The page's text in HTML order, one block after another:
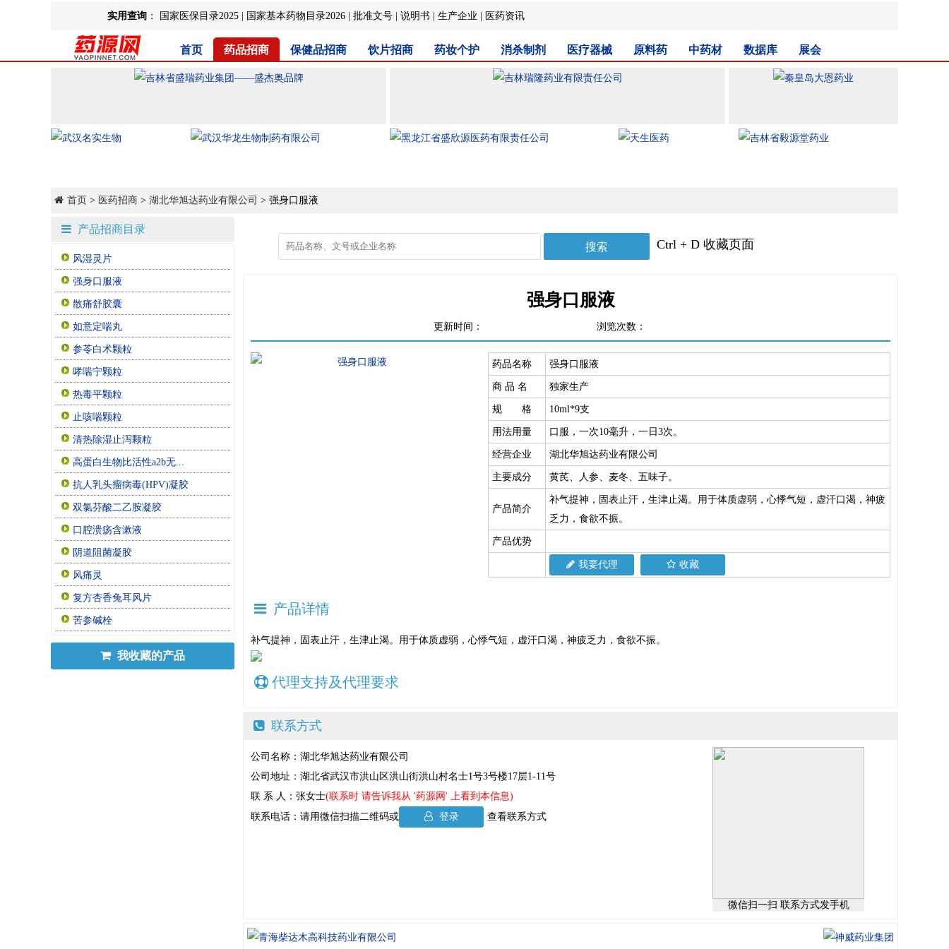
实用查询 ： 国家医保目录2025 国家基本药物目录2026 批准文号 说明书 生产企业 医药资讯
首页 药品招商 保健品招商 饮片招商 药妆个护 消杀制剂 医疗器械 原料药 中药材 数据库 展会
首页 > 医药招商 > 湖北华旭达药业有限公司 > 强身口服液
产品招商目录
风湿灵片
强身口服液
散痛舒胶囊
如意定喘丸
参苓白术颗粒
哮喘宁颗粒
热毒平颗粒
止咳喘颗粒
清热除湿止泻颗粒
高蛋白生物比活性a2b无...
抗人乳头瘤病毒(HPV)凝胶
双氯芬酸二乙胺凝胶
口腔溃疡含漱液
阴道阻菌凝胶
风痛灵
复方杏香兔耳风片
苦参碱栓
我收藏的产品
Ctrl + D 收藏页面
强身口服液
更新时间： 浏览次数：
药品名称 强身口服液
商 品 名 独家生产
规 格 10ml*9支
用法用量 口服，一次10毫升，一日3次。
经营企业 湖北华旭达药业有限公司
主要成分 黄芪、人参、麦冬、五味子。
产品简介
补气提神，固表止汗，生津止渴。用于体质虚弱，心悸气短，虚汗口渴，神疲
乏力，食欲不振。
产品优势
我要代理 收藏
产品详情
补气提神，固表止汗，生津止渴。用于体质虚弱，心悸气短，虚汗口渴，神疲乏力，食欲不振。
代理支持及代理要求
联系方式
公司名称：湖北华旭达药业有限公司
公司地址：湖北省武汉市洪山区洪山街洪山村名士1号3号楼17层1-11号
联 系 人：张女士(联系时 请告诉我从 '药源网' 上看到本信息)
联系电话：请用微信扫描二维码或
登录 查看联系方式
微信扫一扫 联系方式发手机